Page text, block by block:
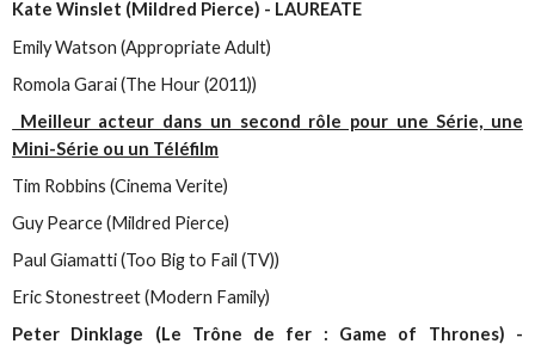
Kate Winslet (Mildred Pierce) - LAUREATE
Emily Watson (Appropriate Adult)
Romola Garai (The Hour (2011))
Meilleur acteur dans un second rôle pour une Série, une
Mini-Série ou un Téléfilm
Tim Robbins (Cinema Verite)
Guy Pearce (Mildred Pierce)
Paul Giamatti (Too Big to Fail (TV))
Eric Stonestreet (Modern Family)
Peter Dinklage (Le Trône de fer : Game of Thrones) -